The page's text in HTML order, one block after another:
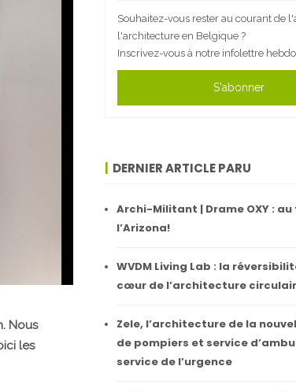
Nous
les
Souhaitez-vous rester au courant de
l'architecture en Belgique ?
Inscrivez-vous à notre infolettre
S'abonner
DERNIER ARTICLE PARU
Archi-Militant | Drame OXY :
l’Arizona!
WVDM Living Lab : la
cœur de l’architecture
Zele, l’architecture de la
de pompiers et service
service de l’urgence